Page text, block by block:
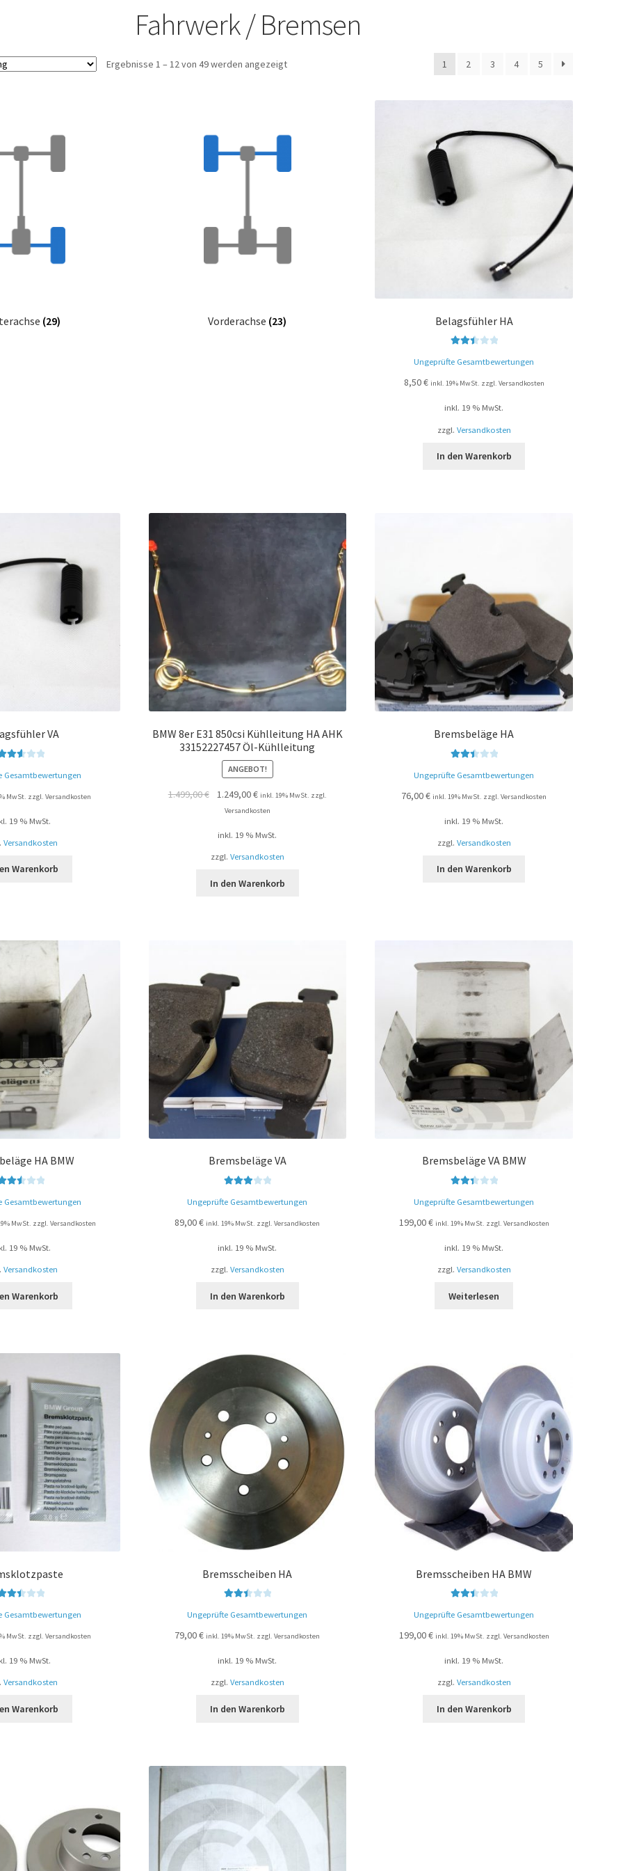
Fahrwerk / Bremsen
Ergebnisse 1 – 12 von 49 werden angezeigt 1 2 3 4 5
(29) Vorderachse (23) Belagsfühler HA
et mit
2.50
Ungeprüfte Gesamtbewertungen
8,50€ inkl. 19% MwSt. zzgl. Versandkosten
inkl. 19 % MwSt.
zzgl. Versandkosten
In den Warenkorb
VA
et mit
2.61
Gesamtbewertungen
MwSt. zzgl. Versandkosten
19 % MwSt.
Versandkosten
Warenkorb
BMW 8er E31 850csi Kühlleitung HA AHK
33152227457 Öl-Kühlleitung
ANGEBOT!
1.499,00€ 1.249,00€ inkl. 19% MwSt. zzgl.
Versandkosten
inkl. 19 % MwSt.
zzgl. Versandkosten
In den Warenkorb
Bremsbeläge HA
et mit
2.54
Ungeprüfte Gesamtbewertungen
76,00€ inkl. 19% MwSt. zzgl. Versandkosten
inkl. 19 % MwSt.
zzgl. Versandkosten
In den Warenkorb
HA BMW
et mit
2.51
Gesamtbewertungen
MwSt. zzgl. Versandkosten
19 % MwSt.
Versandkosten
Warenkorb
Bremsbeläge VA
t mit
3.00
Ungeprüfte Gesamtbewertungen
89,00€ inkl. 19% MwSt. zzgl. Versandkosten
inkl. 19 % MwSt.
zzgl. Versandkosten
In den Warenkorb
Bremsbeläge VA BMW
tet mit
2.49
Ungeprüfte Gesamtbewertungen
199,00€ inkl. 19% MwSt. zzgl. Versandkosten
inkl. 19 % MwSt.
zzgl. Versandkosten
Weiterlesen
et mit
2.50
Gesamtbewertungen
MwSt. zzgl. Versandkosten
19 % MwSt.
Versandkosten
Warenkorb
Bremsscheiben HA
et mit
2.50
Ungeprüfte Gesamtbewertungen
79,00€ inkl. 19% MwSt. zzgl. Versandkosten
inkl. 19 % MwSt.
zzgl. Versandkosten
In den Warenkorb
Bremsscheiben HA BMW
et mit
2.52
Ungeprüfte Gesamtbewertungen
199,00€ inkl. 19% MwSt. zzgl. Versandkosten
inkl. 19 % MwSt.
zzgl. Versandkosten
In den Warenkorb